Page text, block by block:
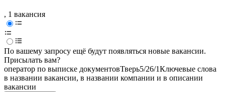
, 1 вакансия
По вашему запросу ещё будут появляться новые вакансии.
Присылать вам?
оператор по выписке документовТверь5/26/1Ключевые слова
в названии вакансии, в названии компании и в описании
вакансии